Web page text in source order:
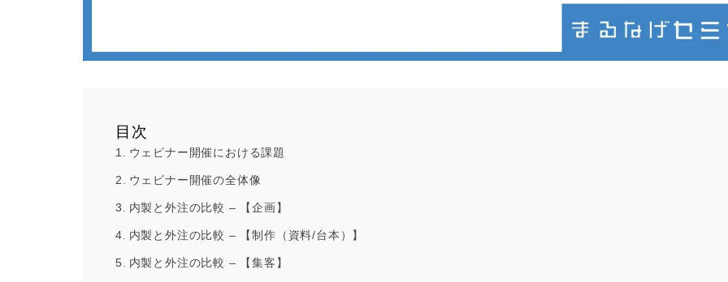
目次
ウェビナー開催における課題
ウェビナー開催の全体像
内製と外注の比較 – 【企画】
内製と外注の比較 – 【制作（資料/台本）】
内製と外注の比較 – 【集客】